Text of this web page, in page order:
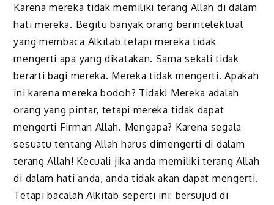
Karena mereka tidak memiliki terang Allah di dalam
hati mereka. Begitu banyak orang berintelektual
yang membaca Alkitab tetapi mereka tidak
mengerti apa yang dikatakan. Sama sekali tidak
berarti bagi mereka. Mereka tidak mengerti. Apakah
ini karena mereka bodoh? Tidak! Mereka adalah
orang yang pintar, tetapi mereka tidak dapat
mengerti Firman Allah. Mengapa? Karena segala
sesuatu tentang Allah harus dimengerti di dalam
terang Allah! Kecuali jika anda memiliki terang Allah
di dalam hati anda, anda tidak akan dapat mengerti.
Tetapi bacalah Alkitab seperti ini: bersujud di